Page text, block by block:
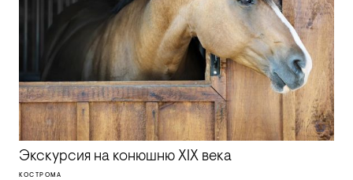
Экскурсия на конюшню XIX века
КОСТРОМА